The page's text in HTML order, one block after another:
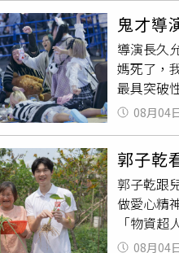
的游詩璟
在側，兩
色之間的
忍不住哽
眼淚」、
忍不住」
次，更讓
完整性，
凱，成為
親友、演
並表示
們都累積
成為送給
了熱情奔
慵懶且成
主打歌〈
們傳達
希望粉絲
歌詞後，
定也讓她
Groove，
Velvet演
則呼應專
鬼才導
導演長久
媽死了，
最具突破
久允透露
有被理
年。當
往歌舞伎
麼？」和
子背後，
些人生
的人，就
08月04
郭子乾
郭子乾跟
做愛心精
「物資
邀剛踏入
08月04